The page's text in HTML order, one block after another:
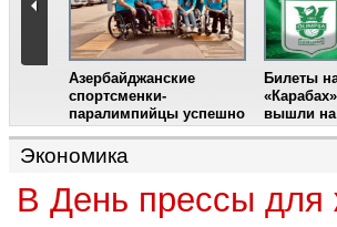
Азербайджанские
спортсменки-
паралимпийцы успешно
выступили на III
Международном
фестивале парашютного
спорта
Билеты
вышли
Экономика
В День прессы для